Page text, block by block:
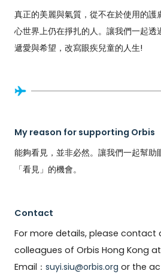
真正的美麗與氣質，從不在於使用的護
心世界上仍在掙扎的人。讓我們一起透
遞愛與希望，改寫眼疾兒童的人生!
My reason for supporting Orbis
能夠看見，並非必然。讓我們一起幫助
「看見」的機會。
Contact
For more details, please contact
colleagues of Orbis Hong Kong
Email： suyi.siu@orbis.org or the